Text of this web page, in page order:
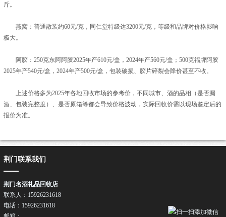
斤。
燕窝：普通散装约60元/克，同仁堂特级达3200元/克，等级和品牌对价格影响
极大。
阿胶：250克东阿阿胶2025年产610元/盒，2024年产560元/盒；500克福牌阿胶
2025年产540元/盒，2024年产500元/盒，包装破损、胶片碎裂会降价甚至不收。
上述价格多为2025年各地回收市场的参考价，不同城市、酒的品相（是否漏
酒、包装完整度）、是否原箱等都会导致价格波动，实际回收价需以现场鉴定后的
报价为准。
荆门联系我们
荆门名酒礼品回收店
联系人：15926231618
电话：15926231618